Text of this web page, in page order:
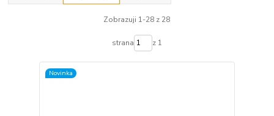
Zobrazuji 1-28 z 28
strana z 1
Novinka